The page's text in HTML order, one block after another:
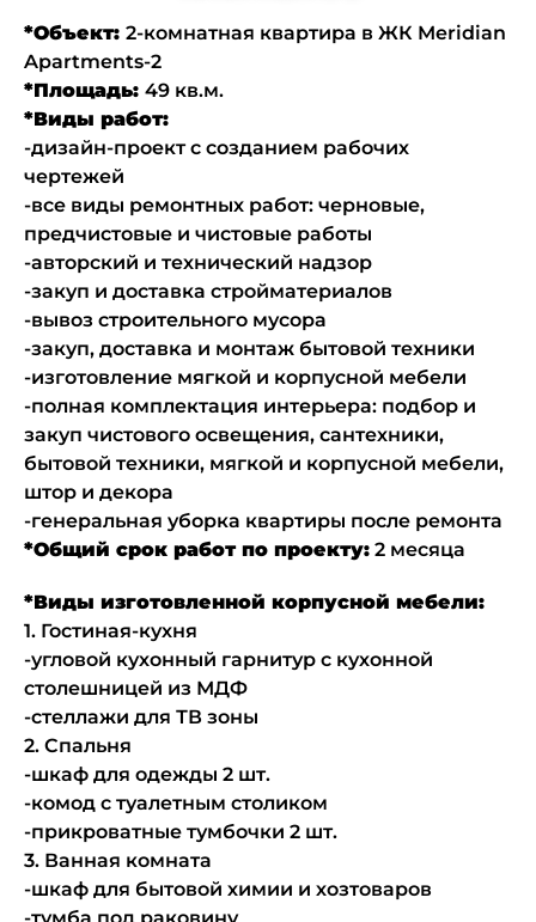
*Объект: 2-комнатная квартира в ЖК Meridian
Apartments-2
*Площадь: 49 кв.м.
*Виды работ:
-дизайн-проект с созданием рабочих
чертежей
-все виды ремонтных работ: черновые,
предчистовые и чистовые работы
-авторский и технический надзор
-закуп и доставка стройматериалов
-вывоз строительного мусора
-закуп, доставка и монтаж бытовой техники
-изготовление мягкой и корпусной мебели
-полная комплектация интерьера: подбор и
закуп чистового освещения, сантехники,
бытовой техники, мягкой и корпусной мебели,
штор и декора
-генеральная уборка квартиры после ремонта
*Общий срок работ по проекту: 2 месяца
*Виды изготовленной корпусной мебели:
1. Гостиная-кухня
-угловой кухонный гарнитур с кухонной
столешницей из МДФ
-стеллажи для ТВ зоны
2. Спальня
-шкаф для одежды 2 шт.
-комод с туалетным столиком
-прикроватные тумбочки 2 шт.
3. Ванная комната
-шкаф для бытовой химии и хозтоваров